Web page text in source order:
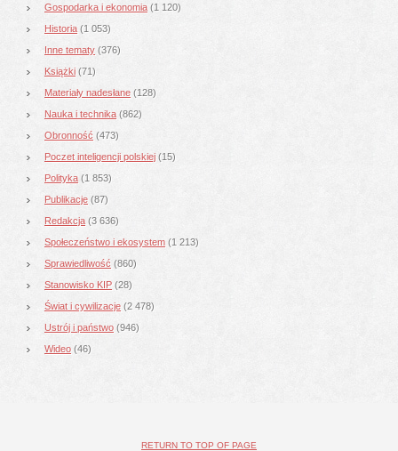
Gospodarka i ekonomia (1 120)
Historia (1 053)
Inne tematy (376)
Książki (71)
Materiały nadesłane (128)
Nauka i technika (862)
Obronność (473)
Poczet inteligencji polskiej (15)
Polityka (1 853)
Publikacje (87)
Redakcja (3 636)
Społeczeństwo i ekosystem (1 213)
Sprawiedliwość (860)
Stanowisko KIP (28)
Świat i cywilizacje (2 478)
Ustrój i państwo (946)
Wideo (46)
RETURN TO TOP OF PAGE